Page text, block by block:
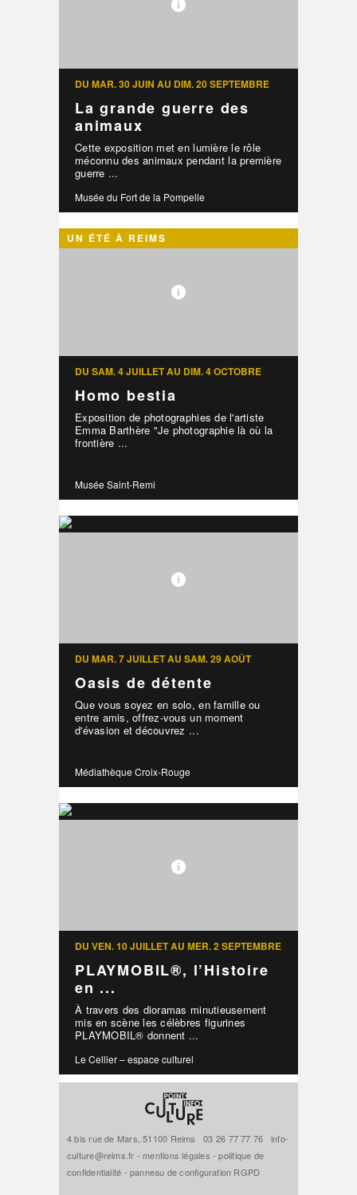
DU MAR. 30 JUIN AU DIM. 20 SEPTEMBRE
La grande guerre des
animaux
Cette exposition met en lumière le rôle
méconnu des animaux pendant la première
guerre ...
Musée du Fort de la Pompelle
UN ÉTÉ À REIMS
DU SAM. 4 JUILLET AU DIM. 4 OCTOBRE
Homo bestia
Exposition de photographies de l'artiste
Emma Barthère "Je photographie là où la
frontière ...
Musée Saint-Remi
DU MAR. 7 JUILLET AU SAM. 29 AOÛT
Oasis de détente
Que vous soyez en solo, en famille ou
entre amis, offrez-vous un moment
d'évasion et découvrez ...
Médiathèque Croix-Rouge
DU VEN. 10 JUILLET AU MER. 2 SEPTEMBRE
PLAYMOBIL®, l’Histoire
en ...
À travers des dioramas minutieusement
mis en scène les célèbres figurines
PLAYMOBIL® donnent ...
Le Cellier – espace culturel
4 bis rue de Mars, 51100 Reims03 26 77 77 76
info-
culture@reims.fr -mentions légales -politique de
confidentialité - panneau de configuration RGPD